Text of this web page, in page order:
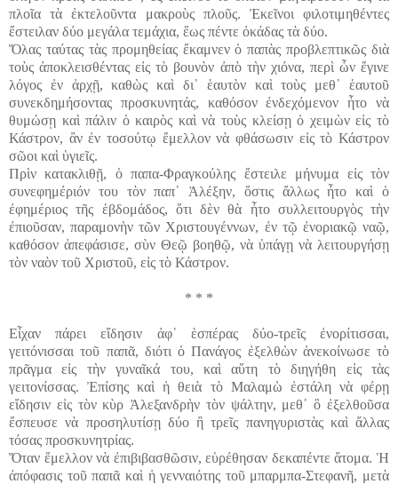
πλοῖα τὰ ἐκτελοῦντα μακροὺς πλοῦς. Ἐκεῖνοι φιλοτιμηθέντες
ἔστειλαν δύο μεγάλα τεμάχια, ἕως πέντε ὀκάδας τὰ δύο.
Ὅλας ταύτας τὰς προμηθείας ἔκαμνεν ὁ παπὰς προβλεπτικῶς διὰ
τοὺς ἀποκλεισθέντας εἰς τὸ βουνὸν ἀπὸ τὴν χιόνα, περὶ ὧν ἔγινε
λόγος ἐν ἀρχῇ, καθὼς καὶ δι᾽ ἑαυτὸν καὶ τοὺς μεθ᾽ ἑαυτοῦ
συνεκδημήσοντας προσκυνητάς, καθόσον ἐνδεχόμενον ἦτο νὰ
θυμώσῃ καὶ πάλιν ὁ καιρὸς καὶ νὰ τοὺς κλείσῃ ὁ χειμὼν εἰς τὸ
Κάστρον, ἂν ἐν τοσούτῳ ἔμελλον νὰ φθάσωσιν εἰς τὸ Κάστρον
σῶοι καὶ ὑγιεῖς.
Πρὶν κατακλιθῇ, ὁ παπα-Φραγκούλης ἔστειλε μήνυμα εἰς τὸν
συνεφημέριόν του τὸν παπ᾽ Ἀλέξην, ὅστις ἄλλως ἦτο καὶ ὁ
ἐφημέριος τῆς ἑβδομάδος, ὅτι δὲν θὰ ἦτο συλλειτουργὸς τὴν
ἐπιοῦσαν, παραμονὴν τῶν Χριστουγέννων, ἐν τῷ ἐνοριακῷ ναῷ,
καθόσον ἀπεφάσισε, σὺν Θεῷ βοηθῷ, νὰ ὑπάγῃ νὰ λειτουργήσῃ
τὸν ναὸν τοῦ Χριστοῦ, εἰς τὸ Κάστρον.
* * *
Εἶχαν πάρει εἴδησιν ἀφ᾽ ἑσπέρας δύο-τρεῖς ἐνορίτισσαι,
γειτόνισσαι τοῦ παπᾶ, διότι ὁ Πανάγος ἐξελθὼν ἀνεκοίνωσε τὸ
πρᾶγμα εἰς τὴν γυναῖκά του, καὶ αὕτη τὸ διηγήθη εἰς τὰς
γειτονίσσας. Ἐπίσης καὶ ἡ θειὰ τὸ Μαλαμὼ ἐστάλη νὰ φέρῃ
εἴδησιν εἰς τὸν κὺρ Ἀλεξανδρὴν τὸν ψάλτην, μεθ᾽ ὃ ἐξελθοῦσα
ἔσπευσε νὰ προσηλυτίσῃ δύο ἢ τρεῖς πανηγυριστὰς καὶ ἄλλας
τόσας προσκυνητρίας.
Ὅταν ἔμελλον νὰ ἐπιβιβασθῶσιν, εὑρέθησαν δεκαπέντε ἄτομα. Ἡ
ἀπόφασις τοῦ παπᾶ καὶ ἡ γενναιότης τοῦ μπαρμπα-Στεφανῆ, μετὰ